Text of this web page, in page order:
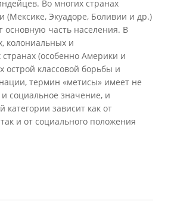
Во многих странах
(Мексике, Экуадоре, Боливии и др.)
основную часть населения. В
колониальных и
(особенно Америки и
острой классовой борьбы и
термин «метисы» имеет не
и социальное значение, и
категории зависит как от
и от социального положения